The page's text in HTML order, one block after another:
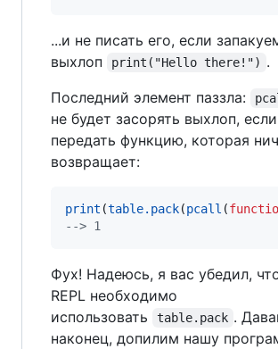
...и не писать его, если
выхлоп
print("Hello there!") .
Последний элемент паззла:
не будет засорять выхлоп,
передать функцию, которая
возвращает:
print (table.pack(pcall (
--> 1
Фух! Надеюсь, я вас убедил,
REPL необходимо
использовать
table.pack .
наконец, допилим нашу